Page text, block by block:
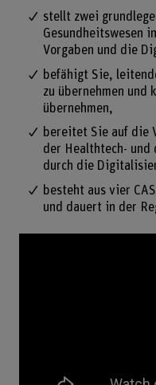
stellt zwei
Gesundheitswesen
Vorgaben und die
befähigt Sie,
zu übernehmen und
übernehmen,
bereitet Sie auf die
der Healthtech- und
durch die
besteht aus vier
und dauert in der